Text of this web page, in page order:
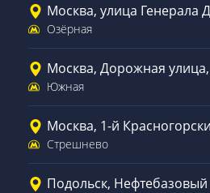
Москва, улица Генерала
Озёрная
Москва, Дорожная улица,
Южная
Москва, 1-й
Стрешнево
Подольск, Нефтебазовый